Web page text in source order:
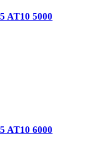
AT10 5000
AT10 6000